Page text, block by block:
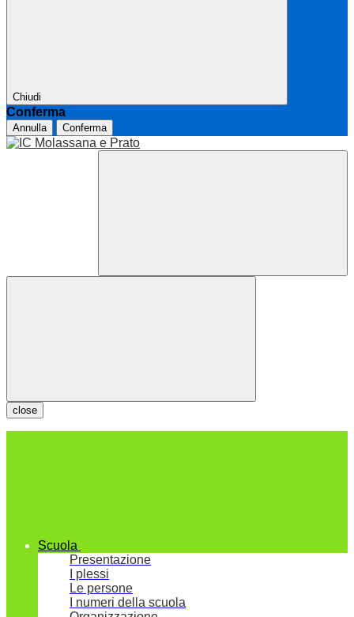
Chiudi
Conferma
Annulla Conferma
close
Scuola
Presentazione
I plessi
Le persone
I numeri della scuola